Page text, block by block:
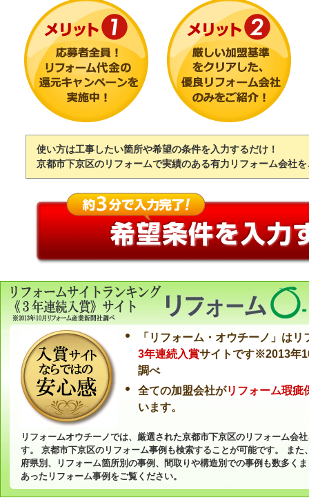
使い方は工事したい箇所や希望の条件を入力するだけ！
京都市下京区のリフォームで実績のある有力リフォーム会社
「リフォーム・オウチーノ」は
3年連続入賞サイトです※2013年
調べ
全ての加盟会社がリフォーム瑕疵
います。
リフォームオウチーノでは、厳選された京都市下京区のリフォーム会
す。 京都市下京区のリフォーム事例も検索することが可能です。 また
府県別、リフォーム箇所別の事例、間取りや構造別での事例も数多く
あったリフォーム事例をご覧ください。